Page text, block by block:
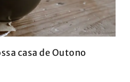
casa de Outono